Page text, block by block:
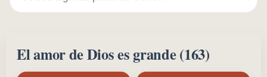
El amor de Dios es grande (163)